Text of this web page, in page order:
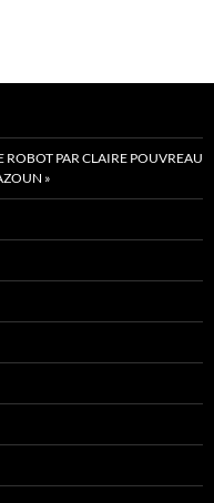
PAR CLAIRE POUVREAU
»